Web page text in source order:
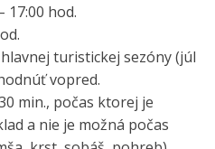
hod.
turistickej sezóny (júl
vopred.
min., počas ktorej je
a nie je možná počas